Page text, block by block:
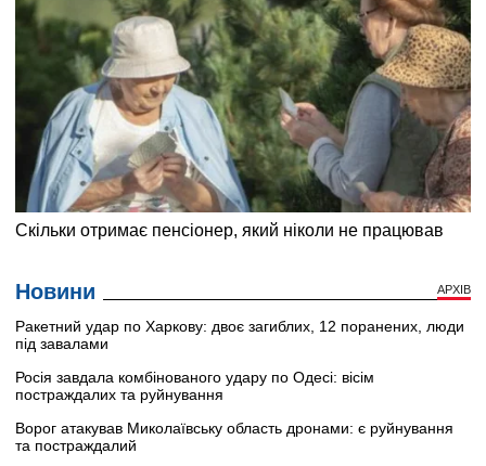
Новини АРХІВ
Ракетний удар по Харкову: двоє загиблих, 12 поранених, люди
під завалами
Росія завдала комбінованого удару по Одесі: вісім
постраждалих та руйнування
Ворог атакував Миколаївську область дронами: є руйнування
та постраждалий